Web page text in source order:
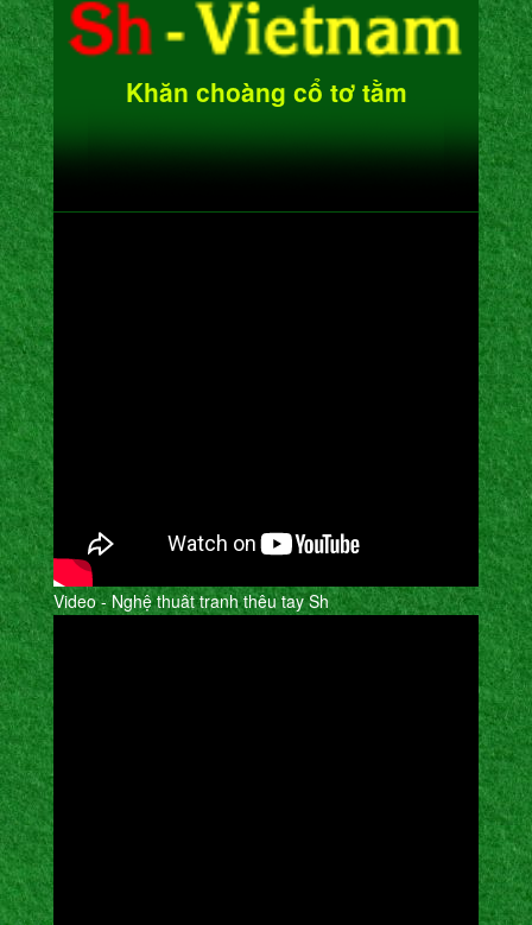
Khăn choàng cổ tơ tằm
Video - Nghệ thuât tranh thêu tay Sh